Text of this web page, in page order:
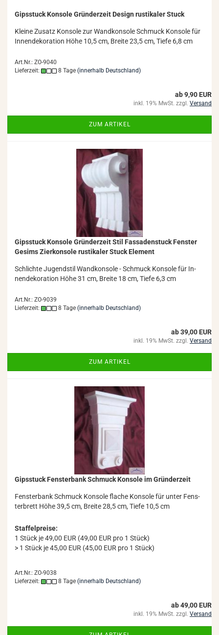
Gips­stuck Kon­so­le Grün­der­zeit De­sign rus­ti­ka­ler Stuck
Klei­ne Zu­satz Kon­so­le zur Wand­kon­so­le Schmuck Kon­so­le für
In­nen­de­ko­ra­ti­on Höhe 10,5 cm, Brei­te 23,5 cm, Tiefe 6,8 cm
Art.Nr.: ZO-9040
Lieferzeit:
8 Tage (innerhalb Deutschland)
ab 9,90 EUR
inkl. 19% MwSt. zzgl. Versand
ZUM ARTIKEL
Gips­stuck Kon­so­le Grün­der­zeit Stil Fas­sa­den­stuck Fens­ter
Ge­sims Zier­kon­so­le rus­ti­ka­ler Stuck Ele­ment
Schlich­te Ju­gend­stil Wand­kon­so­le - Schmuck Kon­so­le für In­
nen­de­ko­ra­ti­on Höhe 31 cm, Brei­te 18 cm, Tiefe 6,3 cm
Art.Nr.: ZO-9039
Lieferzeit:
8 Tage (innerhalb Deutschland)
ab 39,00 EUR
inkl. 19% MwSt. zzgl. Versand
ZUM ARTIKEL
Gips­stuck Fens­ter­bank Schmuck Kon­so­le im Grün­der­zeit
Fens­ter­bank Schmuck Kon­so­le fla­che Kon­so­le für unter Fens­
ter­brett Höhe 39,5 cm, Brei­te 28,5 cm, Tiefe 10,5 cm
Staffelpreise:
1 Stück je 49,00 EUR (49,00 EUR pro 1 Stück)
> 1 Stück je 45,00 EUR (45,00 EUR pro 1 Stück)
Art.Nr.: ZO-9038
Lieferzeit:
8 Tage (innerhalb Deutschland)
ab 49,00 EUR
inkl. 19% MwSt. zzgl. Versand